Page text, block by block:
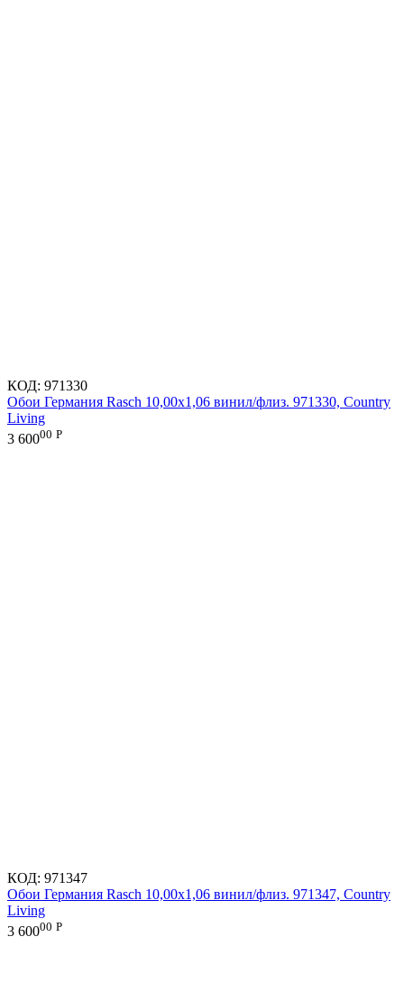
КОД: 971330
Обои Германия Rasch 10,00x1,06 винил/флиз. 971330, Country
Living
3 60000 Р
КОД: 971347
Обои Германия Rasch 10,00x1,06 винил/флиз. 971347, Country
Living
3 60000 Р